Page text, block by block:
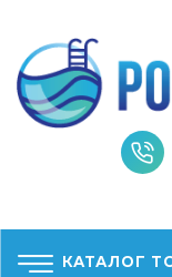
КАТАЛОГ